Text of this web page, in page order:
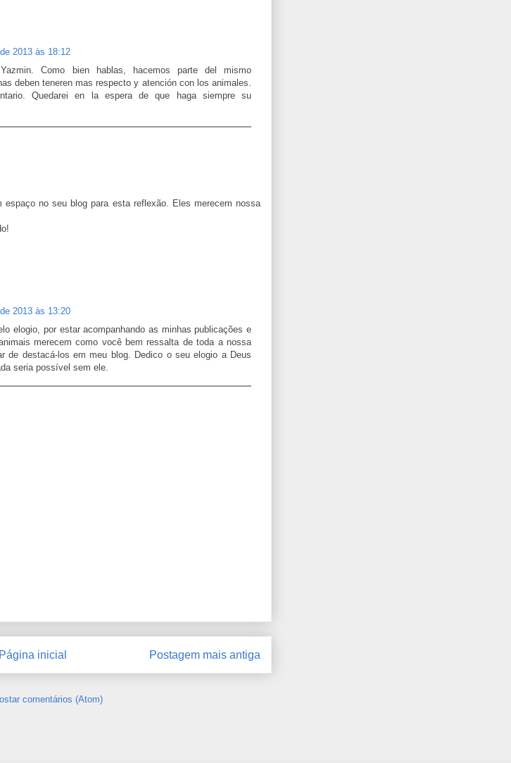
2013 às 18:12
Como bien hablas, hacemos parte del mismo
deben teneren mas respecto y atención con los animales.
Quedarei en la espera de que haga siempre su
no seu blog para esta reflexão. Eles merecem nossa
2013 às 13:20
elogio, por estar acompanhando as minhas publicações e
merecem como você bem ressalta de toda a nossa
de destacá-los em meu blog. Dedico o seu elogio a Deus
seria possível sem ele.
Postagem mais antiga
Página inicial
comentários (Atom)